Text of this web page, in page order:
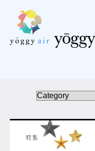
インストラクタ
FAQ / お問い合わせ